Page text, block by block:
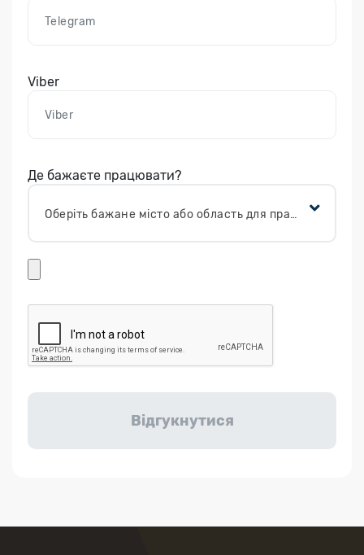
Viber
Де бажаєте працювати?
Оберіть бажане місто або область для працевлаштування